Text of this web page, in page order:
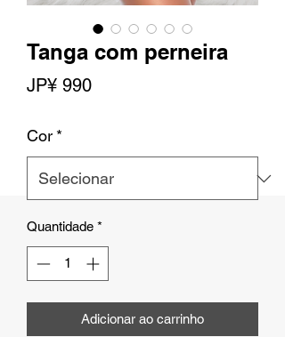
Tanga com perneira
JP¥ 990Preço
Cor *
Quantidade *
Adicionar ao carrinho